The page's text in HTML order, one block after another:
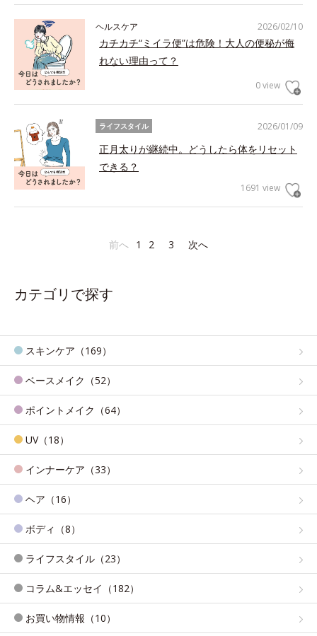
2026/02/10
ヘルスケア
カチカチ“ミイラ便”は危険！大人の便秘が侮
れない理由って？
0 view
2026/01/09
ライフスタイル
正月太りが継続中。どうしたら体をリセット
できる？
1691 view
前へ 1 2 3 次へ
カテゴリで探す
スキンケア（169）
ベースメイク（52）
ポイントメイク（64）
UV（18）
インナーケア（33）
ヘア（16）
ボディ（8）
ライフスタイル（23）
コラム&エッセイ（182）
お買い物情報（10）